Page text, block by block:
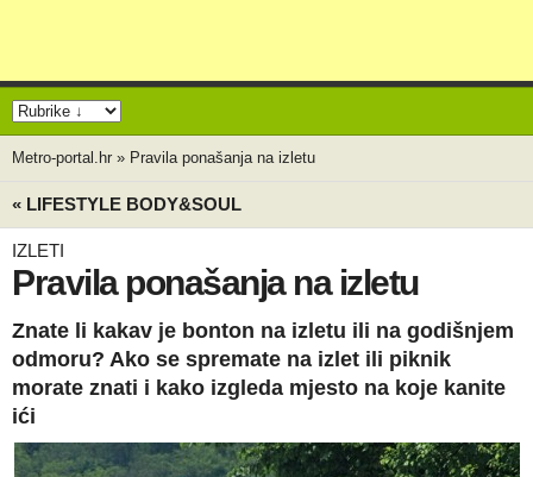
Metro-portal.hr » Pravila ponašanja na izletu
« LIFESTYLE BODY&SOUL
IZLETI
Pravila ponašanja na izletu
Znate li kakav je bonton na izletu ili na godišnjem
odmoru? Ako se spremate na izlet ili piknik
morate znati i kako izgleda mjesto na koje kanite
ići